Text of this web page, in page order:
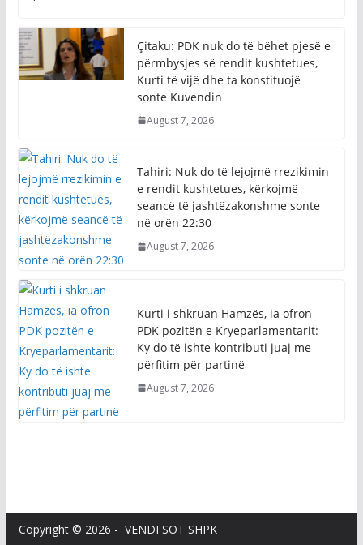
përmbysjes së rendit kushtetues,
Kurti të vijë dhe ta konstituojë
sonte Kuvendin
August 7, 2026
e rendit kushtetues, kërkojmë
seancë të jashtëzakonshme sonte
në orën 22:30
August 7, 2026
PDK pozitën e Kryeparlamentarit:
Ky do të ishte kontributi juaj me
përfitim për partinë
August 7, 2026
Copyright © 2026 - VENDI SOT SHPK